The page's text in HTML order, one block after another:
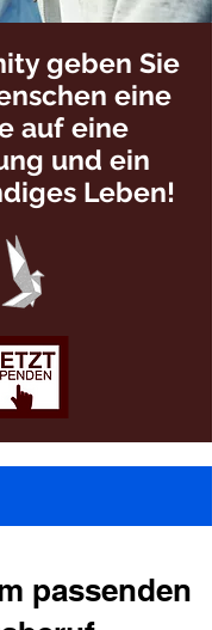
geben Sie
eine
auf eine
und ein
Leben!
passenden